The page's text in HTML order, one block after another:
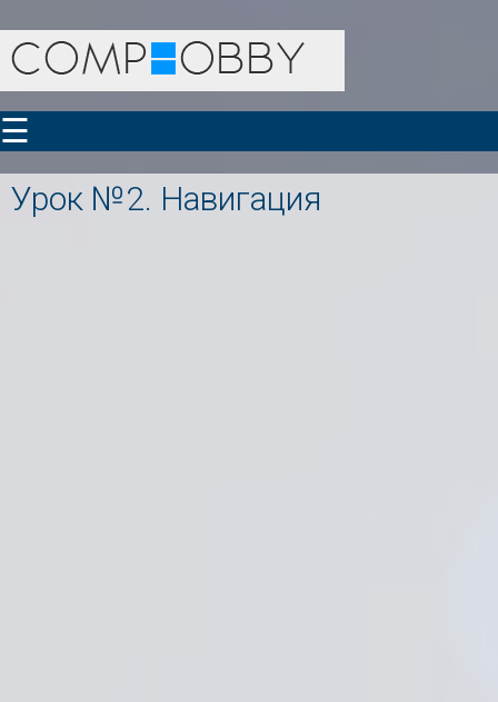
☰
Урок №2. Навигация